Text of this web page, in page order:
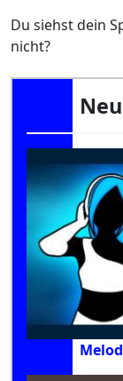
Du siehst dein
nicht?